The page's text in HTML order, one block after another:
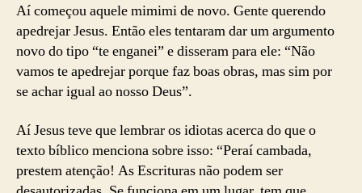
Aí começou aquele mimimi de novo. Gente querendo
apedrejar Jesus. Então eles tentaram dar um argumento
novo do tipo “te enganei” e disseram para ele: “Não
vamos te apedrejar porque faz boas obras, mas sim por
se achar igual ao nosso Deus”.
Aí Jesus teve que lembrar os idiotas acerca do que o
texto bíblico menciona sobre isso: “Peraí cambada,
prestem atenção! As Escrituras não podem ser